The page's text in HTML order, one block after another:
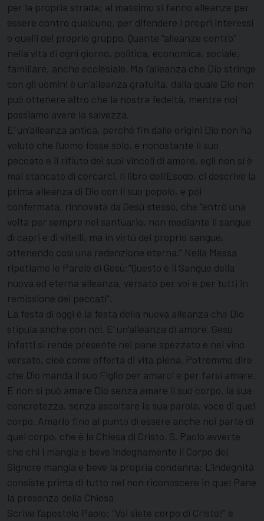
per la propria strada; al massimo si fanno alleanze per
essere contro qualcuno, per difendere i propri interessi
o quelli del proprio gruppo. Quante “alleanze contro”
nella vita di ogni giorno, politica, economica, sociale,
familiare, anche ecclesiale. Ma l’alleanza che Dio stringe
con gli uomini è un’alleanza gratuita, dalla quale Dio non
può ottenere altro che la nostra fedeltà, mentre noi
possiamo avere la salvezza.
E’ un’alleanza antica, perché fin dalle origini Dio non ha
voluto che l’uomo fosse solo, e nonostante il suo
peccato e il rifiuto dei suoi vincoli di amore, egli non si è
mai stancato di cercarci. Il libro dell’Esodo, ci descrive la
prima alleanza di Dio con il suo popolo, e poi
confermata, rinnovata da Gesù stesso, che “entrò una
volta per sempre nel santuario, non mediante il sangue
di capri e di vitelli, ma in virtù del proprio sangue,
ottenendo così una redenzione eterna.” Nella Messa
ripetiamo le Parole di Gesù:”Questo è il Sangue della
nuova ed eterna alleanza, versato per voi e per tutti in
remissione dei peccati”.
La festa di oggi è la festa della nuova alleanza che Dio
stipula anche con noi. E’ un’alleanza di amore. Gesù
infatti si rende presente nel pane spezzato e nel vino
versato, cioè come offerta di vita piena. Potremmo dire
che Dio manda il suo Figlio per amarci e per farsi amare.
E non si può amare Dio senza amare il suo corpo, la sua
concretezza, senza ascoltare la sua parola, voce di quel
corpo. Amarlo fino al punto di essere anche noi parte di
quel corpo, che è la Chiesa di Cristo. S. Paolo avverte
che chi i mangia e beve indegnamente il Corpo del
Signore mangia e beve la propria condanna: L’indegnità
consiste prima di tutto nel non riconoscere in quel Pane
la presenza della Chiesa
Scrive l’apostolo Paolo: “Voi siete corpo di Cristo!” e